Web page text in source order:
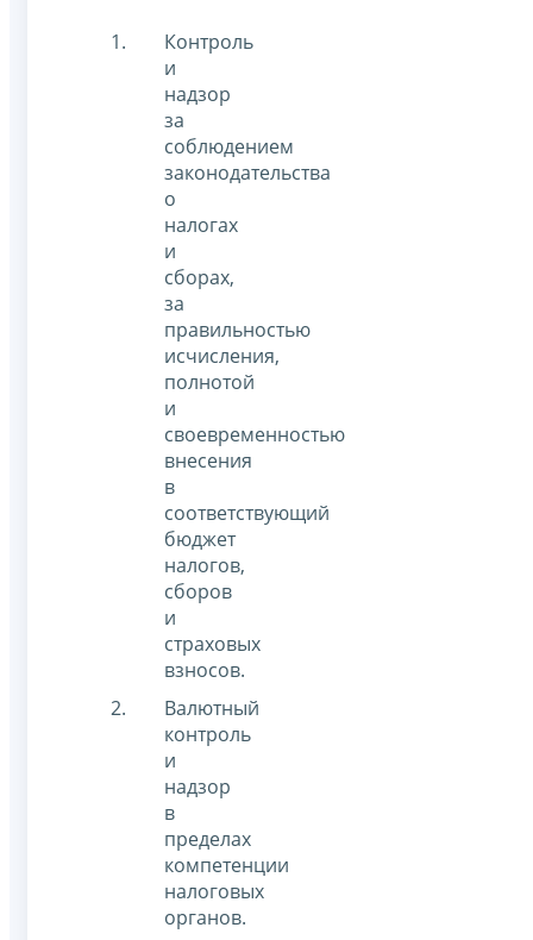
Контроль
и
надзор
за
соблюдением
законодательства
о
налогах
и
сборах,
за
правильностью
исчисления,
полнотой
и
своевременностью
внесения
в
соответствующий
бюджет
налогов,
сборов
и
страховых
взносов.
Валютный
контроль
и
надзор
в
пределах
компетенции
налоговых
органов.